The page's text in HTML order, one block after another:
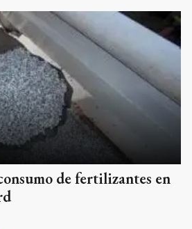
de fertilizantes en